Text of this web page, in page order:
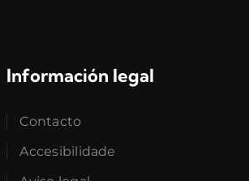
Información legal
Contacto
Accesibilidade